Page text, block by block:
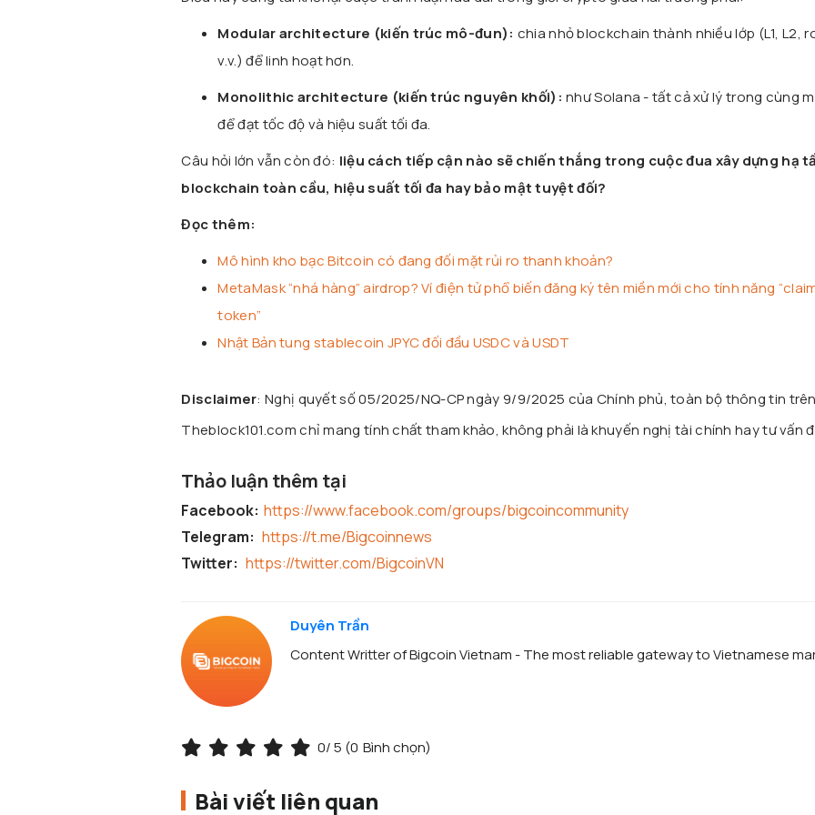
Modular architecture (kiến trúc mô-đun): chia nhỏ blockchain thành nhiều lớp (L1, L2,
v.v.) để linh hoạt hơn.
Monolithic architecture (kiến trúc nguyên khối): như Solana - tất cả xử lý trong cùng
để đạt tốc độ và hiệu suất tối đa.
Câu hỏi lớn vẫn còn đó: liệu cách tiếp cận nào sẽ chiến thắng trong cuộc đua xây dựng hạ
blockchain toàn cầu, hiệu suất tối đa hay bảo mật tuyệt đối?
Đọc thêm:
Mô hình kho bạc Bitcoin có đang đối mặt rủi ro thanh khoản?
MetaMask “nhá hàng” airdrop? Ví điện tử phổ biến đăng ký tên miền mới cho tính năng
token”
Nhật Bản tung stablecoin JPYC đối đầu USDC và USDT
Disclaimer: Nghị quyết số 05/2025/NQ-CP ngày 9/9/2025 của Chính phủ, toàn bộ thông tin trên
Theblock101.com chỉ mang tính chất tham khảo, không phải là khuyến nghị tài chính hay tư vấn
Thảo luận thêm tại
Facebook: https://www.facebook.com/groups/bigcoincommunity
Telegram: https://t.me/Bigcoinnews
Twitter: https://twitter.com/BigcoinVN
Duyên Trần
Content Writter of Bigcoin Vietnam - The most reliable gateway to Vietnamese
0/ 5 (0 Bình chọn)
Bài viết liên quan